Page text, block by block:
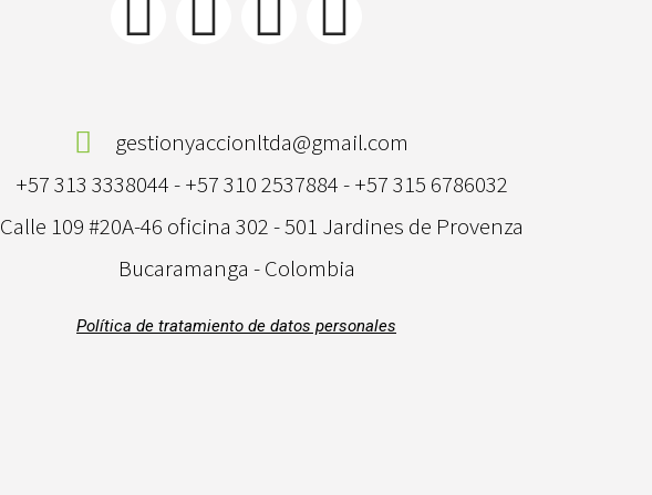
gestionyaccionltda@gmail.com
+57 313 3338044 - +57 310 2537884 - +57 315 6786032
Calle 109 #20A-46 oficina 302 - 501 Jardines de Provenza
Bucaramanga - Colombia
Política de tratamiento de datos personales